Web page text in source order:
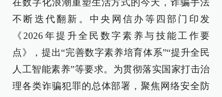
在数字化浪潮重塑生活方式的今天，诈骗手法
不断迭代翻新。中央网信办等四部门印发
《2026年提升全民数字素养与技能工作要
点》，提出“完善数字素养培育体系”“提升全民
人工智能素养”等要求。为贯彻落实国家打击治
理各类诈骗犯罪的总体部署，聚焦网络安全防